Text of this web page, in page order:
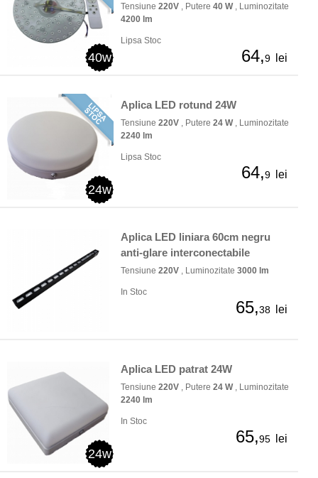
40w
Tensiune 220V , Putere 40 W, Luminozitate
4200 lm
Lipsa Stoc
64,9 lei
24w
Aplica LED rotund 24W
Tensiune 220V , Putere 24 W, Luminozitate
2240 lm
Lipsa Stoc
64,9 lei
Aplica LED liniara 60cm negru
anti-glare interconectabile
Tensiune 220V , Luminozitate 3000 lm
In Stoc
65,38 lei
24w
Aplica LED patrat 24W
Tensiune 220V , Putere 24 W, Luminozitate
2240 lm
In Stoc
65,95 lei